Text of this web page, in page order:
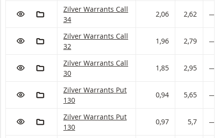
VOEG TOE AAN WATCHLIST
AAN PORTFOLIO TOEVOEGEN
Zilver Warrants met ISIN code:
Zilver Warrants Call
34
2,06 2,62 ―
VOEG TOE AAN WATCHLIST
AAN PORTFOLIO TOEVOEGEN
Zilver Warrants met ISIN code:
Zilver Warrants Call
32
1,96 2,79 ―
VOEG TOE AAN WATCHLIST
AAN PORTFOLIO TOEVOEGEN
Zilver Warrants met ISIN code:
Zilver Warrants Call
30
1,85 2,95 ―
VOEG TOE AAN WATCHLIST
AAN PORTFOLIO TOEVOEGEN
Zilver Warrants met ISIN code:
Zilver Warrants Put
130
0,94 5,65 ―
VOEG TOE AAN WATCHLIST
AAN PORTFOLIO TOEVOEGEN
Zilver Warrants met ISIN code:
Zilver Warrants Put
130
0,97 5,7 ―